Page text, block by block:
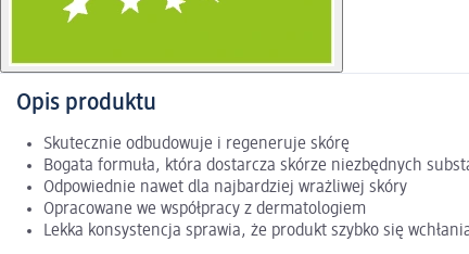
Opis produktu
Skutecznie odbudowuje i regeneruje skórę
Bogata formuła, która dostarcza skórze niezbędnych
Odpowiednie nawet dla najbardziej wrażliwej skóry
Opracowane we współpracy z dermatologiem
Lekka konsystencja sprawia, że produkt szybko się